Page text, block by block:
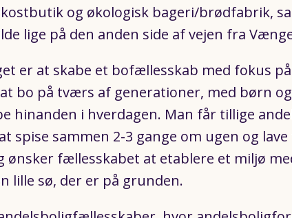
og økologisk bageri/brødfabrik,
lige på den anden side af vejen fra
er at skabe et bofællesskab med fokus
bo på tværs af generationer, med børn
hinanden i hverdagen. Man får tillige
spise sammen 2-3 gange om ugen og
ønsker fællesskabet at etablere et miljø
lille sø, der er på grunden.